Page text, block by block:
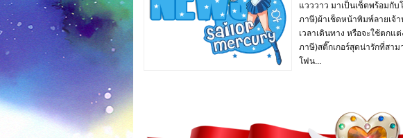
แวววาว มาเป็นเซ็ตพร้อมกับ
ภาษี)ผ้าเช็ดหน้าพิมพ์ลายเจ้า
เวลาเดินทาง หรือจะใช้ตกแ
ภาษี)สติ๊กเกอร์สุดน่ารักที่สา
โฟน...